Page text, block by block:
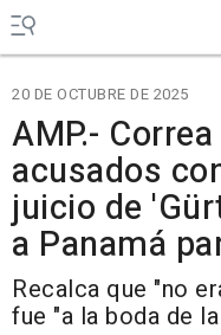
20 DE OCTUBRE DE 2025
AMP.-
acusados
juicio de
a Panamá
Recalca que "no
fue "a la boda de